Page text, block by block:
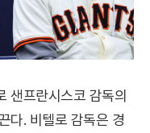
샌프란시스코 감독의
다. 비텔로 감독은 경